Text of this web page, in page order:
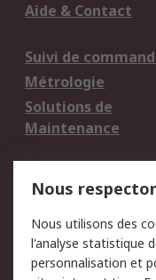
Aide & Contact
Suivi de
Métrologie
Solutions de
Maintenance
du site
Politique de
des données -
Nous
Nous utilisons des
l'analyse statistique
personnalisation et